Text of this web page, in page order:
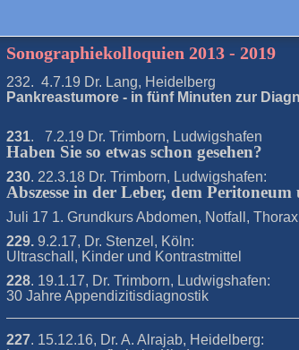
Sonographiekolloquien 2013 - 2019
232. 4.7.19 Dr. Lang, Heidelberg
Pankreastumore - in fünf Minuten zur
231. 7.2.19 Dr. Trimborn, Ludwigshafen
Haben Sie so etwas schon gesehen?
230. 22.3.18 Dr. Trimborn, Ludwigshafen:
Abszesse in der Leber, dem
Juli 17 1. Grundkurs Abdomen, Notfall,
229. 9.2.17, Dr. Stenzel, Köln:
Ultraschall, Kinder und Kontrastmittel
228. 19.1.17, Dr. Trimborn, Ludwigshafen:
30 Jahre Appendizitisdiagnostik
227. 15.12.16, Dr. A. Alrajab, Heidelberg: